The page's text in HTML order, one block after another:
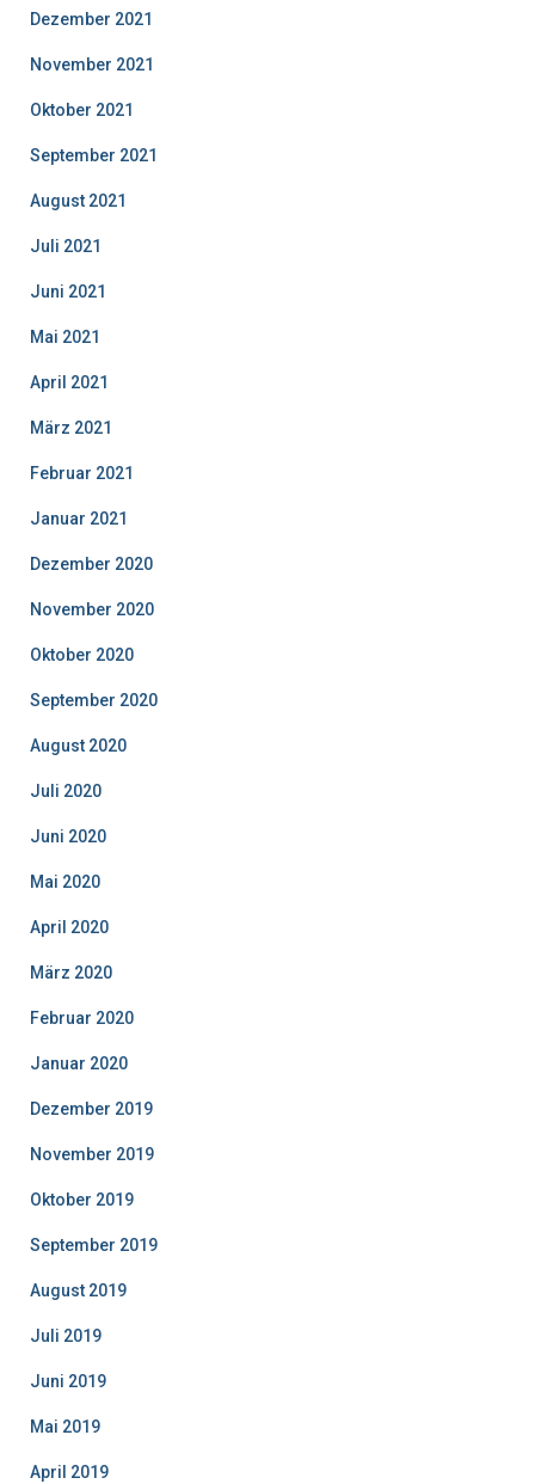
Dezember 2021
November 2021
Oktober 2021
September 2021
August 2021
Juli 2021
Juni 2021
Mai 2021
April 2021
März 2021
Februar 2021
Januar 2021
Dezember 2020
November 2020
Oktober 2020
September 2020
August 2020
Juli 2020
Juni 2020
Mai 2020
April 2020
März 2020
Februar 2020
Januar 2020
Dezember 2019
November 2019
Oktober 2019
September 2019
August 2019
Juli 2019
Juni 2019
Mai 2019
April 2019